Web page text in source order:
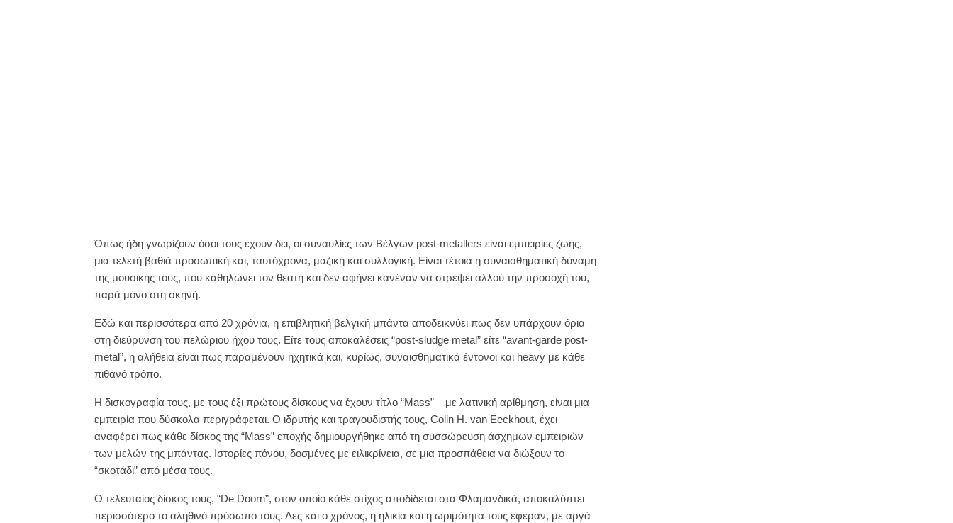
Όπως ήδη γνωρίζουν όσοι τους έχουν δει, οι συναυλίες των Βέλγων post-metallers είναι εμπειρίες ζωής,
μια τελετή βαθιά προσωπική και, ταυτόχρονα, μαζική και συλλογική. Είναι τέτοια η συναισθηματική δύναμη
της μουσικής τους, που καθηλώνει τον θεατή και δεν αφήνει κανέναν να στρέψει αλλού την προσοχή του,
παρά μόνο στη σκηνή.
Εδώ και περισσότερα από 20 χρόνια, η επιβλητική βελγική μπάντα αποδεικνύει πως δεν υπάρχουν όρια
στη διεύρυνση του πελώριου ήχου τους. Είτε τους αποκαλέσεις “post-sludge metal” είτε “avant-garde post-
metal”, η αλήθεια είναι πως παραμένουν ηχητικά και, κυρίως, συναισθηματικά έντονοι και heavy με κάθε
πιθανό τρόπο.
Η δισκογραφία τους, με τους έξι πρώτους δίσκους να έχουν τίτλο “Mass” – με λατινική αρίθμηση, είναι μια
εμπειρία που δύσκολα περιγράφεται. Ο ιδρυτής και τραγουδιστής τους, Colin H. van Eeckhout, έχει
αναφέρει πως κάθε δίσκος της “Mass” εποχής δημιουργήθηκε από τη συσσώρευση άσχημων εμπειριών
των μελών της μπάντας. Ιστορίες πόνου, δοσμένες με ειλικρίνεια, σε μια προσπάθεια να διώξουν το
“σκοτάδι” από μέσα τους.
Ο τελευταίος δίσκος τους, “De Doorn”, στον οποίο κάθε στίχος αποδίδεται στα Φλαμανδικά, αποκαλύπτει
περισσότερο το αληθινό πρόσωπο τους. Λες και ο χρόνος, η ηλικία και η ωριμότητα τους έφεραν, με αργά